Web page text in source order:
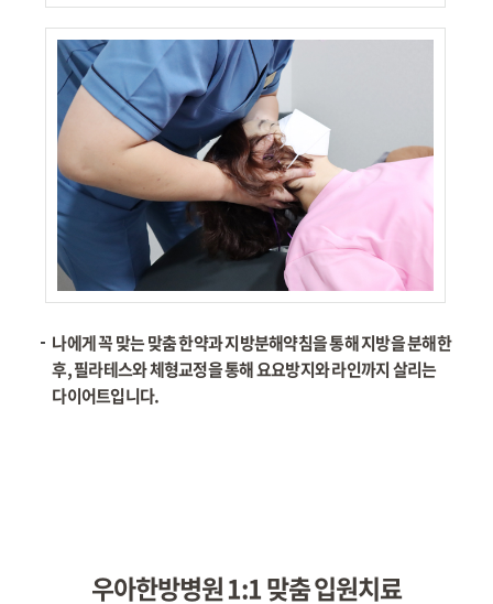
나에게 꼭 맞는 맞춤 한약과 지방분해약침을 통해 지방을 분해한
후, 필라테스와 체형교정을 통해 요요방지와 라인까지 살리는
다이어트입니다.
우아한방병원 1:1 맞춤 입원치료